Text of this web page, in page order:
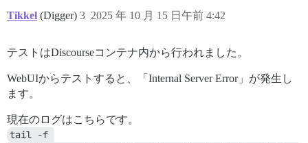
Tikkel (Digger) 2025 年 10 月 15 日午前 4:42
3
テストはDiscourseコンテナ内から行われました。
WebUIからテストすると、「Internal Server Error」が発生し
ます。
現在のログはこちらです。
tail -f